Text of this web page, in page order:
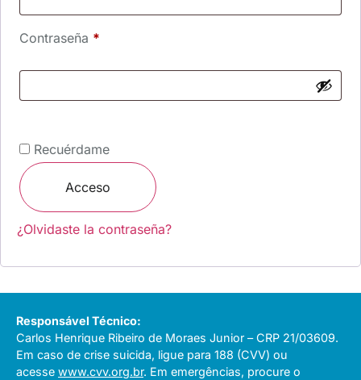
Contraseña *
Recuérdame
Acceso
¿Olvidaste la contraseña?
Responsável Técnico:
Carlos Henrique Ribeiro de Moraes Junior – CRP 21/03609.
Em caso de crise suicida, ligue para 188 (CVV) ou
acesse www.cvv.org.br. Em emergências, procure o